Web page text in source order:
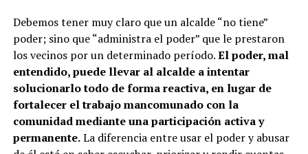
Debemos tener muy claro que un alcalde “no tiene”
poder; sino que “administra el poder” que le prestaron
los vecinos por un determinado período.El poder, mal
entendido, puede llevar al alcalde a intentar
solucionarlo todo de forma reactiva, en lugar de
fortalecer el trabajo mancomunado con la
comunidad mediante una participación activa y
permanente.La diferencia entre usar el poder y abusar